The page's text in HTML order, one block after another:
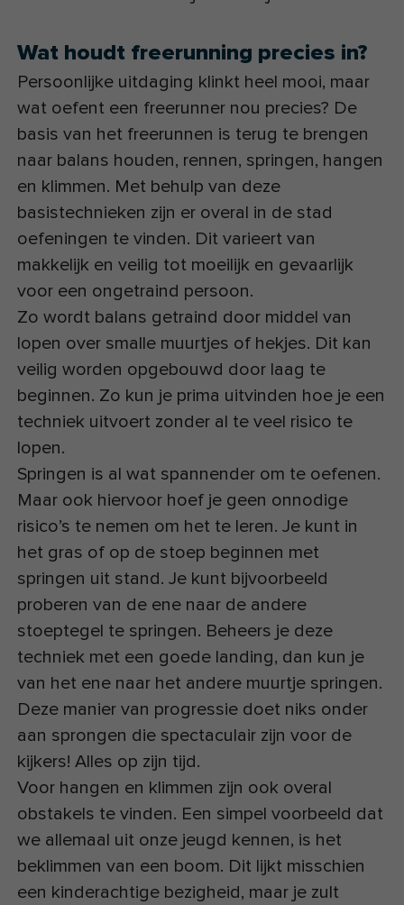
Wat houdt freerunning precies in?
Persoonlijke uitdaging klinkt heel mooi, maar
wat oefent een freerunner nou precies? De
basis van het freerunnen is terug te brengen
naar balans houden, rennen, springen, hangen
en klimmen. Met behulp van deze
basistechnieken zijn er overal in de stad
oefeningen te vinden. Dit varieert van
makkelijk en veilig tot moeilijk en gevaarlijk
voor een ongetraind persoon.
Zo wordt balans getraind door middel van
lopen over smalle muurtjes of hekjes. Dit kan
veilig worden opgebouwd door laag te
beginnen. Zo kun je prima uitvinden hoe je een
techniek uitvoert zonder al te veel risico te
lopen.
Springen is al wat spannender om te oefenen.
Maar ook hiervoor hoef je geen onnodige
risico’s te nemen om het te leren. Je kunt in
het gras of op de stoep beginnen met
springen uit stand. Je kunt bijvoorbeeld
proberen van de ene naar de andere
stoeptegel te springen. Beheers je deze
techniek met een goede landing, dan kun je
van het ene naar het andere muurtje springen.
Deze manier van progressie doet niks onder
aan sprongen die spectaculair zijn voor de
kijkers! Alles op zijn tijd.
Voor hangen en klimmen zijn ook overal
obstakels te vinden. Een simpel voorbeeld dat
we allemaal uit onze jeugd kennen, is het
beklimmen van een boom. Dit lijkt misschien
een kinderachtige bezigheid, maar je zult